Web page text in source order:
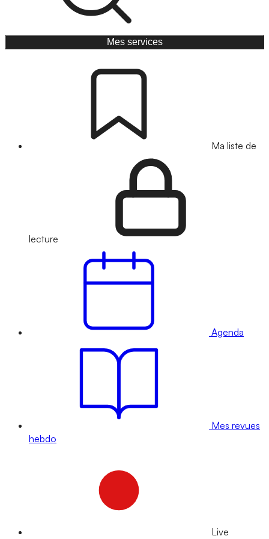
Mes services
Ma liste de
lecture
Agenda
Mes revues
hebdo
Live